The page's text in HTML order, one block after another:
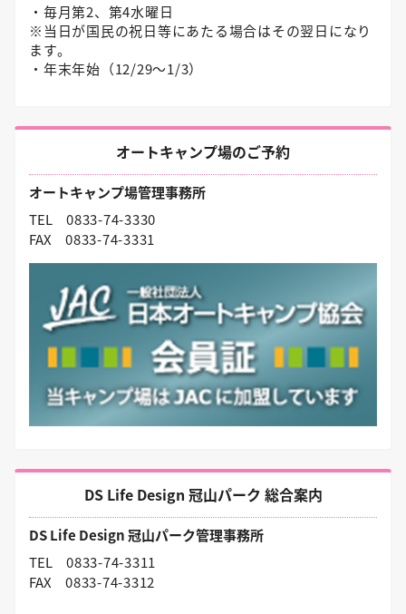
・毎月第2、第4水曜日
※当日が国民の祝日等にあたる場合はその翌日になり
ます。
・年末年始（12/29〜1/3）
オートキャンプ場のご予約
オートキャンプ場管理事務所
TEL 0833-74-3330
FAX 0833-74-3331
DS Life Design 冠山パーク 総合案内
DS Life Design 冠山パーク管理事務所
TEL 0833-74-3311
FAX 0833-74-3312